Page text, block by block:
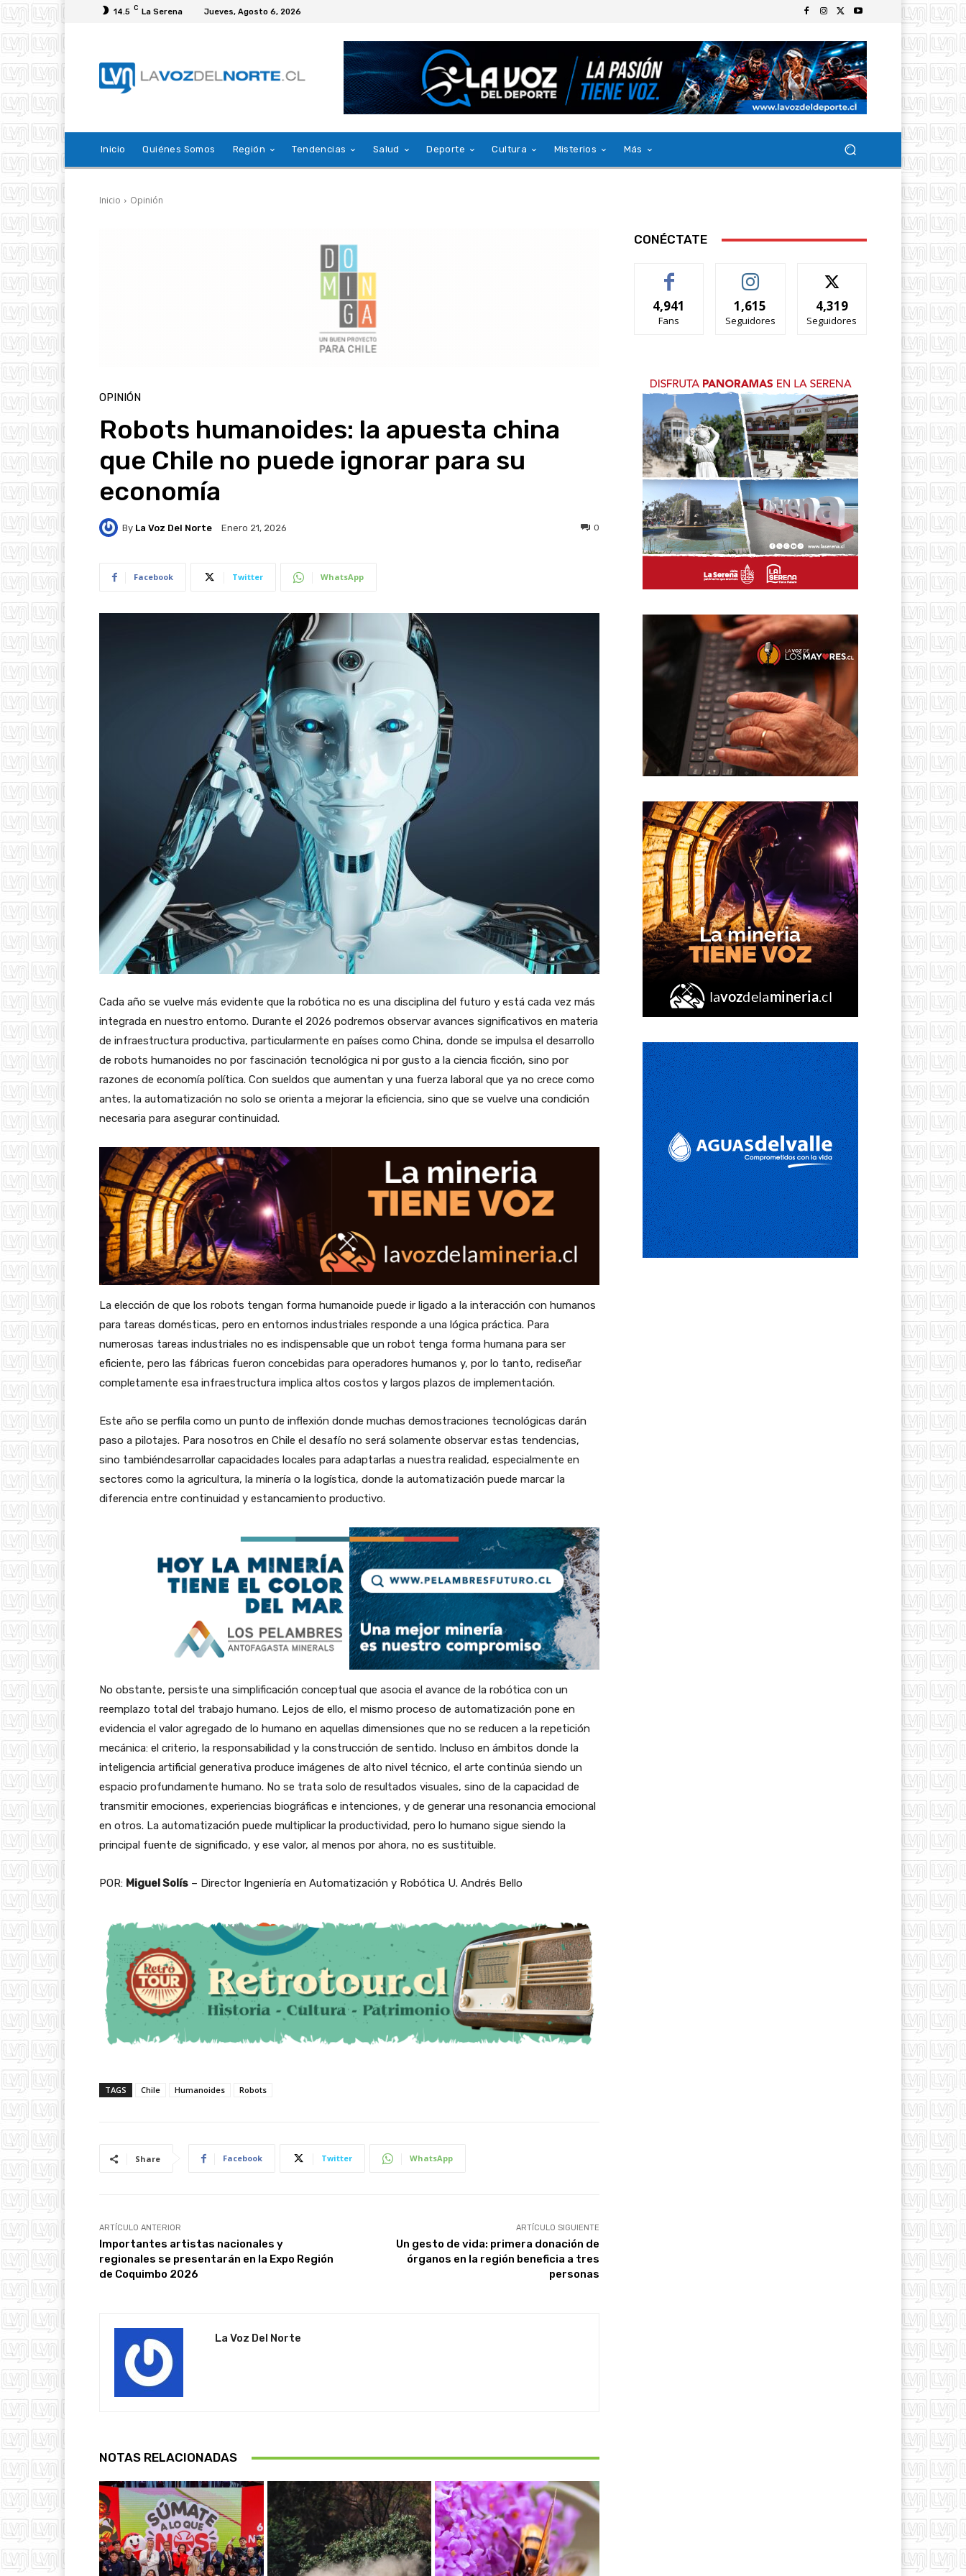
14.5 C La Serena Jueves, Agosto 6, 2026
Inicio Quiénes Somos Región Tendencias Salud Deporte Cultura Misterios Más
Inicio Opinión
OPINIÓN
Robots humanoides: la apuesta china
que Chile no puede ignorar para su
economía
By La Voz Del Norte Enero 21, 2026 0
Facebook Twitter WhatsApp
Cada año se vuelve más evidente que la robótica no es una disciplina del futuro y está cada vez más
integrada en nuestro entorno. Durante el 2026 podremos observar avances significativos en materia
de infraestructura productiva, particularmente en países como China, donde se impulsa el desarrollo
de robots humanoides no por fascinación tecnológica ni por gusto a la ciencia ficción, sino por
razones de economía política. Con sueldos que aumentan y una fuerza laboral que ya no crece como
antes, la automatización no solo se orienta a mejorar la eficiencia, sino que se vuelve una condición
necesaria para asegurar continuidad.
La elección de que los robots tengan forma humanoide puede ir ligado a la interacción con humanos
para tareas domésticas, pero en entornos industriales responde a una lógica práctica. Para
numerosas tareas industriales no es indispensable que un robot tenga forma humana para ser
eficiente, pero las fábricas fueron concebidas para operadores humanos y, por lo tanto, rediseñar
completamente esa infraestructura implica altos costos y largos plazos de implementación.
Este año se perfila como un punto de inflexión donde muchas demostraciones tecnológicas darán
paso a pilotajes. Para nosotros en Chile el desafío no será solamente observar estas tendencias,
sino tambiéndesarrollar capacidades locales para adaptarlas a nuestra realidad, especialmente en
sectores como la agricultura, la minería o la logística, donde la automatización puede marcar la
diferencia entre continuidad y estancamiento productivo.
No obstante, persiste una simplificación conceptual que asocia el avance de la robótica con un
reemplazo total del trabajo humano. Lejos de ello, el mismo proceso de automatización pone en
evidencia el valor agregado de lo humano en aquellas dimensiones que no se reducen a la repetición
mecánica: el criterio, la responsabilidad y la construcción de sentido. Incluso en ámbitos donde la
inteligencia artificial generativa produce imágenes de alto nivel técnico, el arte continúa siendo un
espacio profundamente humano. No se trata solo de resultados visuales, sino de la capacidad de
transmitir emociones, experiencias biográficas e intenciones, y de generar una resonancia emocional
en otros. La automatización puede multiplicar la productividad, pero lo humano sigue siendo la
principal fuente de significado, y ese valor, al menos por ahora, no es sustituible.
POR: Miguel Solís – Director Ingeniería en Automatización y Robótica U. Andrés Bello
TAGS Chile Humanoides Robots
Share Facebook Twitter WhatsApp
ARTÍCULO ANTERIOR
Importantes artistas nacionales y
regionales se presentarán en la Expo Región
de Coquimbo 2026
ARTÍCULO SIGUIENTE
Un gesto de vida: primera donación de
órganos en la región beneficia a tres
personas
La Voz Del Norte
NOTAS RELACIONADAS
CONÉCTATE
4,941
Fans
1,615
Seguidores
4,319
Seguidores